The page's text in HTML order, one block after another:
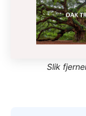
Slik